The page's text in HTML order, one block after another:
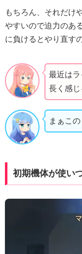
もちろん、それだけ
やすいので迫力のあ
に負けるとやり直す
最近は
長く感
まぁこ
初期機体が使い